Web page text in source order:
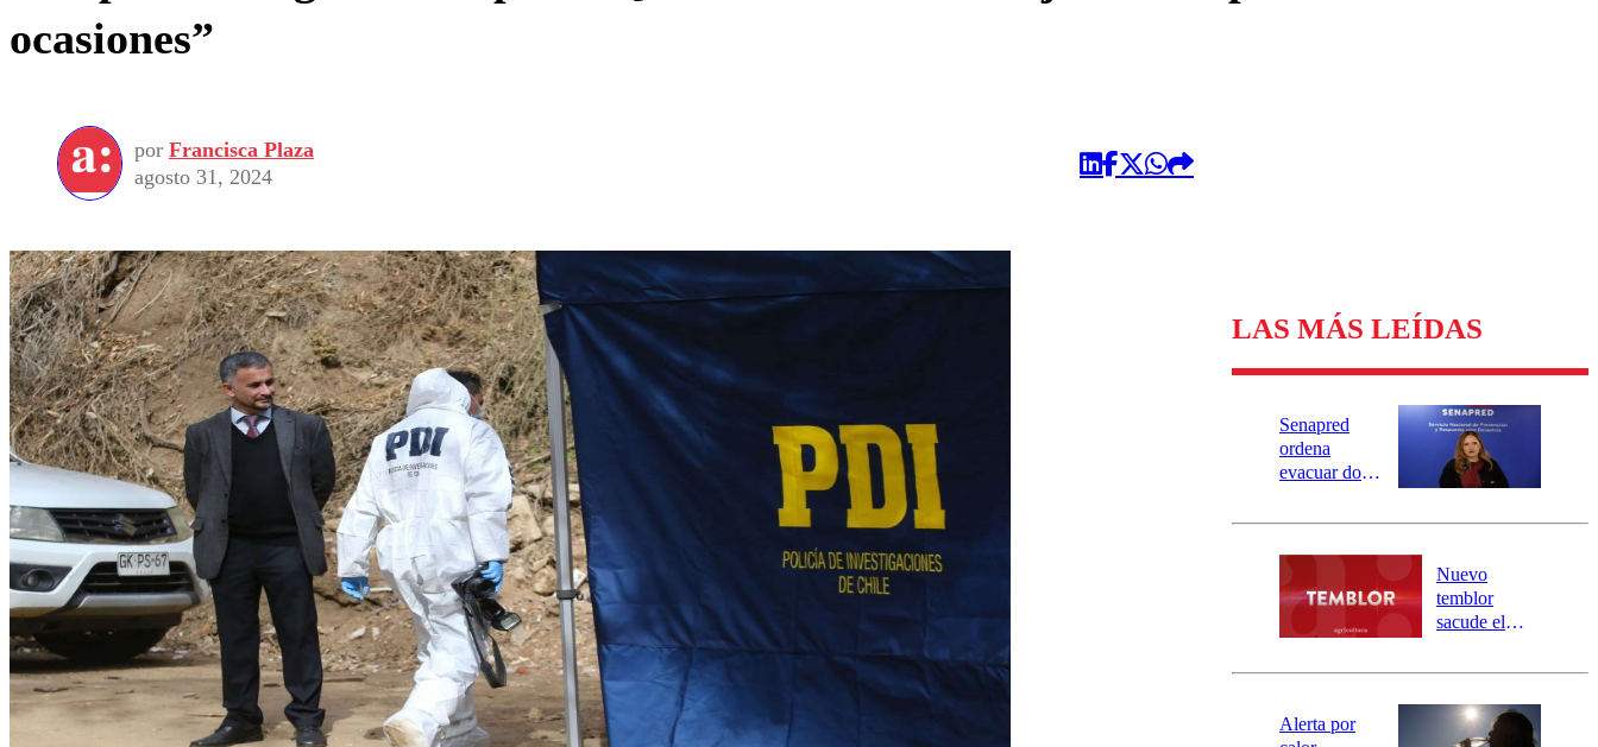
ocasiones”
por Francisca Plaza
agosto 31, 2024
LAS MÁS LEÍDAS
Senapred
ordena
evacuar dos
Carahue por
río Damas:
activa
mensajería
SAE
Nuevo
temblor
sacude el
revisa la
epicentro
Alerta por